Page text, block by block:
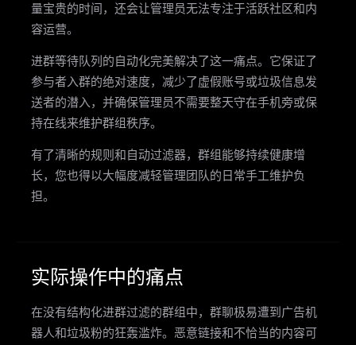
量宝贵的时间，还会让管理员无法专注于活跃社区和内
容运营。
进群等待队列的自动化完美解决了这一痛点。它保证了
参与者入群的绝对速度，减少了虚假账号或垃圾信息发
送者的潜入，并确保管理员不需要整天守在手机旁或保
持在线来维护群组秩序。
有了清晰的规则和自动过滤器，群组能够持续健康增
长，您也得以大幅度减轻管理团队的日常手工维护负
担。
实际操作中的痛点
在没有结构化进群过滤的群组中，群聊极易遭到广告机
器人和垃圾粉的狂轰滥炸。恶意链接和不恰当的内容可